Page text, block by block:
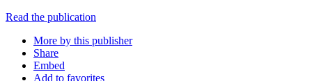
Read the publication
More by this publisher
Share
Embed
Add to favorites